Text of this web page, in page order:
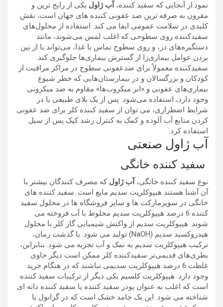
نمود.از آنجایی که سفید کننده، آب ژاول یکی از رایج ترین و
مقرون به صرفه ترین ضد عفونی کننده های جهان است، نقش
کلیدی در سلامت عمومی ایفا می کند. استفاده از محلول‌های
سفیدکننده روی سطوحی که اغلب لمس می‌شوند، مانند
دستگیره‌های در، و روی سطوح تماس با غذا، می‌تواند با از بین
بردن عوامل بیماری‌زا از گسترش بیماری‌ها جلوگیری کند.
سفیدکننده معمولاً برای ضدعفونی سطوح در مراکز مراقبت از
کودکان و بزرگسالان و در بیمارستان‌هایی که خطر شیوع
بیماری‌های عفونی و «ابر میکروب‌ها» مقاوم به ضد میکروبی
وجود دارد، استفاده می‌شود. پس از یک بلای طبیعی یا در
شرایط اضطراری، می توان از سفید کننده کلر برای ضد عفونی
کردن منابع آب آلوده و کمک به کنترل رشد کپک پس از سیل
استفاده کرد.
آب ژاول صنعتی
سفید کننده خانگی
نوع سفید کننده خانگی، آب ژاول که مصرف کنندگان بیشتر با
آن آشنا هستند هیپوکلریت سدیم مایع است. سفید کننده های
خانگی در سوپرمارکت ها و سایر فروشگاه ها در محلول سفید
کننده 6 درصد هیپوکلریت سدیم مخلوط با آب فروخته می
شوند. هیپوکلریت سدیم از واکنش شیمیایی گاز کلر با محلول
هیدروکسید سدیم (NaOH) تولید می شود. با گذشت زمان،
ترکیب هیپوکلریت سدیم به نمک و آب تجزیه می شود. بنابراین،
بطری‌های قدیمی‌تر سفیدکننده کلر ممکن است دیگر حاوی
غلظت 6 درصد هیپوکلریت سدیمی نباشند که در هنگام خرید
وجود دارد. هیپوکلریت کلسیم یکی دیگر از ترکیبات سفید کننده
است که اغلب به عنوان پودر سفید کننده یا سفید کننده دانه ای
شناخته می شود. این یک جامد خشک است که در گرانول یا